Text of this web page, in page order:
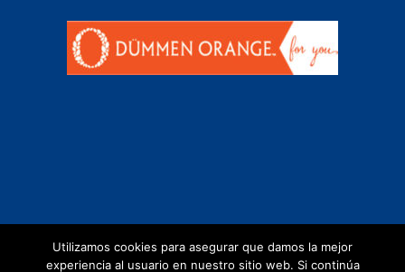
Utilizamos cookies para asegurar que damos la mejor
experiencia al usuario en nuestro sitio web. Si continúa